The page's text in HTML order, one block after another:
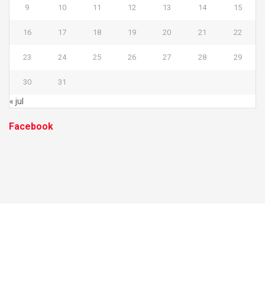
9 10 11 12 13 14 15
16 17 18 19 20 21 22
23 24 25 26 27 28 29
30 31
« jul
Facebook